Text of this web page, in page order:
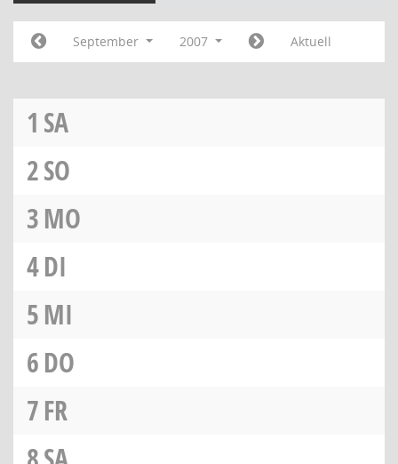
September 2007 Aktuell
1 SA
2SO
3MO
4DI
5MI
6DO
7FR